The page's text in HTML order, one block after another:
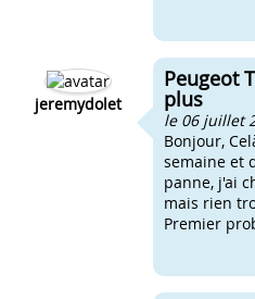
jeremydolet
Peugeot
plus
le 06 juillet
Bonjour,
semaine et
panne, j'ai
mais rien
Premier